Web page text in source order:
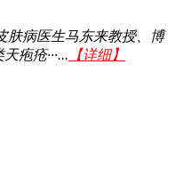
肤病医生马东来教授、博
疱疮···... 【详细】